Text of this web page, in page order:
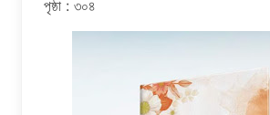
পৃষ্ঠা : ৩০৪